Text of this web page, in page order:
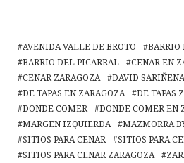
AVENIDA VALLE DE BROTO
BARRIO
BARRIO DEL PICARRAL
CENAR EN
CENAR ZARAGOZA
DAVID SARIÑENA
DE TAPAS EN ZARAGOZA
DE TAPAS
DONDE COMER
DONDE COMER EN
MARGEN IZQUIERDA
MAZMORRA
SITIOS PARA CENAR
SITIOS PARA
SITIOS PARA CENAR ZARAGOZA